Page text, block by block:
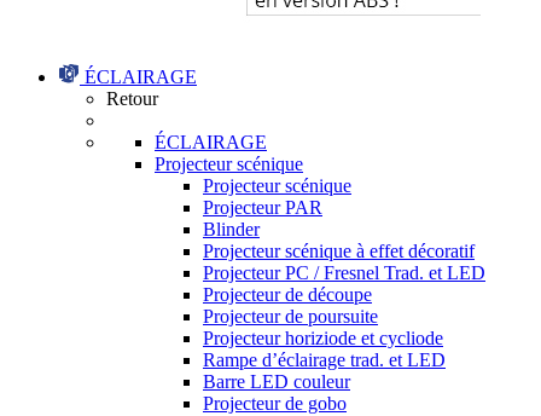
ÉCLAIRAGE
Retour
ÉCLAIRAGE
Projecteur scénique
Projecteur scénique
Projecteur PAR
Blinder
Projecteur scénique à effet décoratif
Projecteur PC / Fresnel Trad. et LED
Projecteur de découpe
Projecteur de poursuite
Projecteur horiziode et cycliode
Rampe d’éclairage trad. et LED
Barre LED couleur
Projecteur de gobo